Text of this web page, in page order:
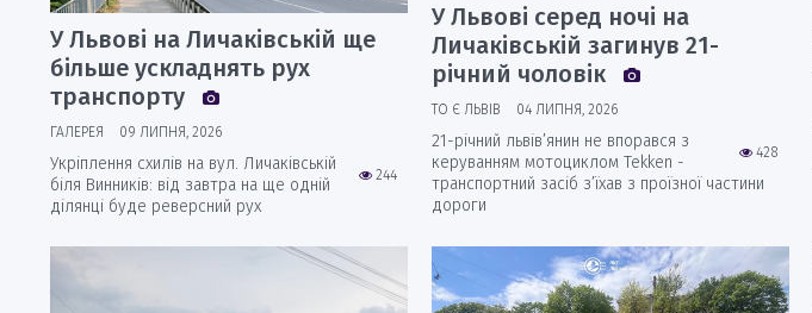
У Львові на Личаківській ще
більше ускладнять рух
транспорту
ГАЛЕРЕЯ 09 ЛИПНЯ, 2026
244
Укріплення схилів на вул. Личаківській
біля Винників: від завтра на ще одній
ділянці буде реверсний рух
У Львові серед ночі на
Личаківській загинув 21-
річний чоловік
ТО Є ЛЬВІВ 04 ЛИПНЯ, 2026
428
21-річний львів’янин не впорався з
керуванням мотоциклом Tekken -
транспортний засіб з’їхав з проїзної частини
дороги